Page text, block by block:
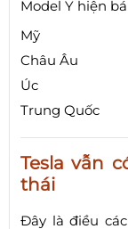
Model Y hiện
Mỹ
Châu Âu
Úc
Trung Quốc
Tesla vẫn
thái
Đây là điều